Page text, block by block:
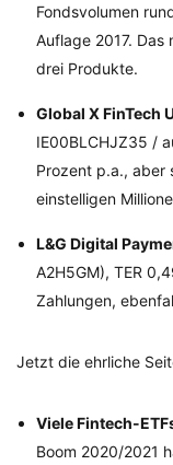
Fondsvolumen
Auflage 2017.
drei Produkte.
Global X FinTech
IE00BLCHJZ35 /
Prozent p.a., aber
einstelligen
L&G Digital
A2H5GM), TER
Zahlungen,
Jetzt die ehrliche
Viele Fintech-
Boom 2020/2021